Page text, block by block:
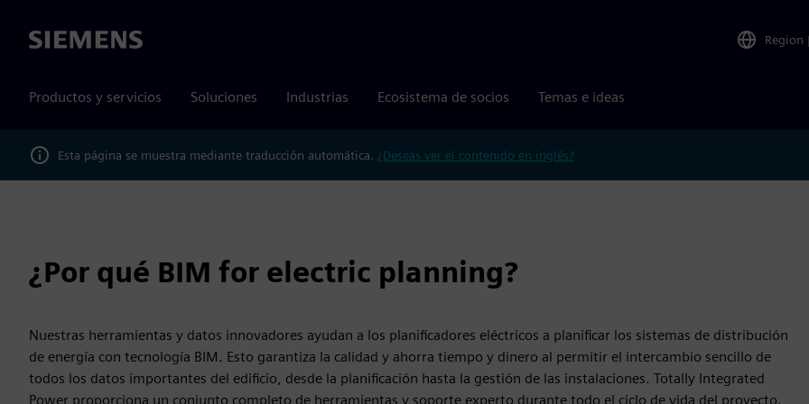
Siemens Region |
Productos y servicios Soluciones Industrias Ecosistema de socios Temas e ideas
Esta página se muestra mediante traducción automática. ¿Deseas ver el contenido en inglés?
¿Por qué BIM for electric planning?
Nuestras herramientas y datos innovadores ayudan a los planificadores eléctricos a planificar los sistemas de distribución
de energía con tecnología BIM. Esto garantiza la calidad y ahorra tiempo y dinero al permitir el intercambio sencillo de
todos los datos importantes del edificio, desde la planificación hasta la gestión de las instalaciones. Totally Integrated
Power proporciona un conjunto completo de herramientas y soporte experto durante todo el ciclo de vida del proyecto.